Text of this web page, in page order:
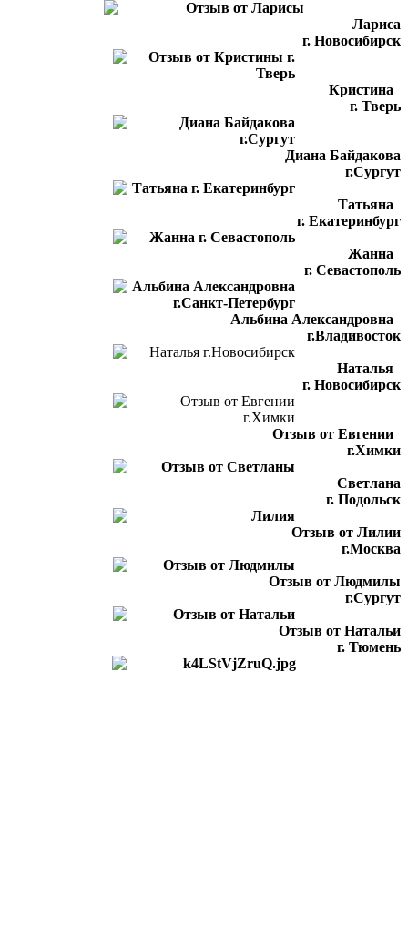
Лариса
г. Новосибирск
Кристина
г. Тверь
Диана Байдакова
г.Сургут
Татьяна
г. Екатеринбург
Жанна
г. Севастополь
Альбина Александровна
г.Владивосток
Наталья
г. Новосибирск
Отзыв от Евгении
г.Химки
Светлана
г. Подольск
Отзыв от Лилии
г.Москва
Отзыв от Людмилы
г.Сургут
Отзыв от Натальи
г. Тюмень